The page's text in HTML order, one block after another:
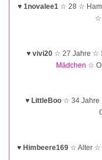
♥ 1novalee1 ☆ 28 ☆
☆
♥ vivi20 ☆ 27 Jahre ☆
Mädchen ☆
♥ LittleBoo ☆ 34
♥ Himbeere169 ☆ Alter ☆